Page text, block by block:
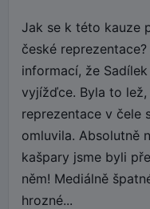
Jak se k této kauze
české
informací, že
vyjížďce. Byla to
reprezentace v čele
omluvila. Absolutně
kašpary jsme byli
něm! Mediálně
hrozné...